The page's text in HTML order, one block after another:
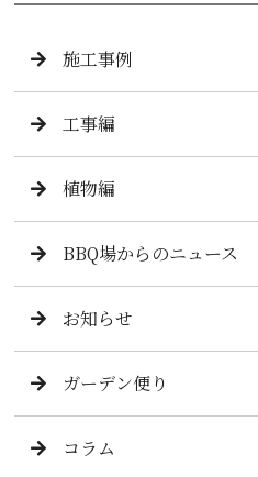
施工事例
工事編
植物編
BBQ場からのニュース
お知らせ
ガーデン便り
コラム